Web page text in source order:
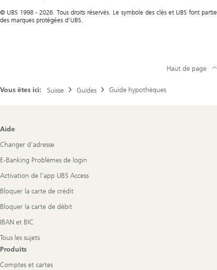
© UBS 1998 - 2026. Tous droits réservés. Le symbole des clés et UBS font partie
des marques protégées d’UBS.
Vous êtes ici: Suisse Guides Guide hypothèques
Haut de page
Footer
Aide
Changer d’adresse
E-Banking Problèmes de login
Activation de l'app UBS Access
Bloquer la carte de crédit
Bloquer la carte de débit
IBAN et BIC
Tous les sujets
Produits
Comptes et cartes